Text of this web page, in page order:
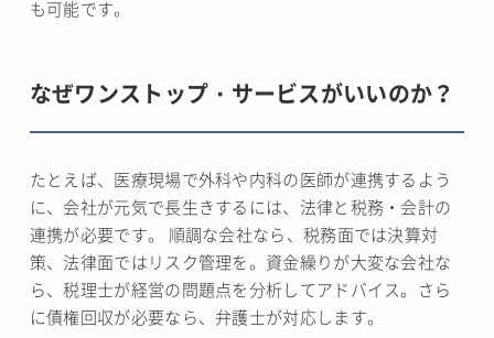
も可能です。
なぜワンストップ・サービスがいいのか？
たとえば、医療現場で外科や内科の医師が連携するよう
に、会社が元気で長生きするには、法律と税務・会計の
連携が必要です。 順調な会社なら、税務面では決算対
策、法律面ではリスク管理を。資金繰りが大変な会社な
ら、税理士が経営の問題点を分析してアドバイス。さら
に債権回収が必要なら、弁護士が対応します。